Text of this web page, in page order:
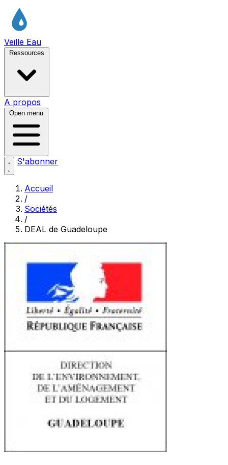
Veille Eau
Ressources
A propos
Open menu
S'abonner
Accueil
/
Sociétés
/
DEAL de Guadeloupe